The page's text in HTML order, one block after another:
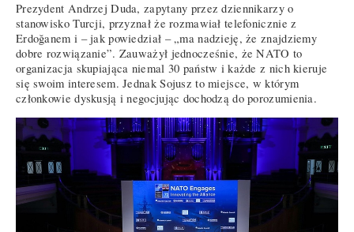
Prezydent Andrzej Duda, zapytany przez dziennikarzy o
stanowisko Turcji, przyznał że rozmawiał telefonicznie z
Erdoğanem i – jak powiedział – „ma nadzieję, że znajdziemy
dobre rozwiązanie”. Zauważył jednocześnie, że NATO to
organizacja skupiająca niemal 30 państw i każde z nich kieruje
się swoim interesem. Jednak Sojusz to miejsce, w którym
członkowie dyskusją i negocjując dochodzą do porozumienia.